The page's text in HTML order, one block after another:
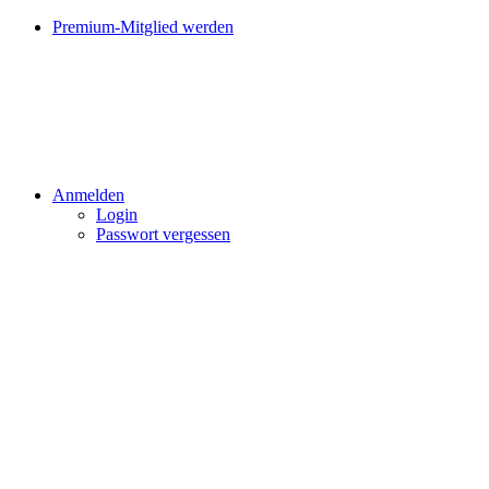
Premium-Mitglied werden
Anmelden
Login
Passwort vergessen